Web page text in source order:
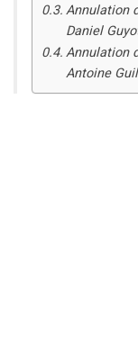
Annulation
Daniel
Annulation
Antoine